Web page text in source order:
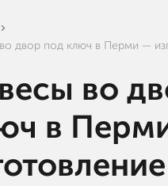
двор под ключ в Перми —
во
в